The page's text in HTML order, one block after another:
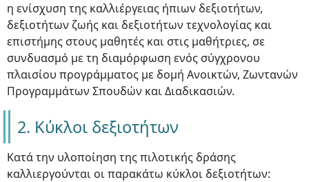
η ενίσχυση της καλλιέργειας ήπιων δεξιοτήτων,
δεξιοτήτων ζωής και δεξιοτήτων τεχνολογίας και
επιστήμης στους μαθητές και στις μαθήτριες, σε
συνδυασμό με τη διαμόρφωση ενός σύγχρονου
πλαισίου προγράμματος με δομή Ανοικτών, Ζωντανών
Προγραμμάτων Σπουδών και Διαδικασιών.
2. Κύκλοι δεξιοτήτων
Κατά την υλοποίηση της πιλοτικής δράσης
καλλιεργούνται οι παρακάτω κύκλοι δεξιοτήτων: